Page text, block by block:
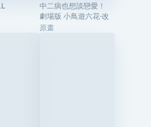
中二病也想談戀愛！
劇場版 小鳥遊六花·改
原畫